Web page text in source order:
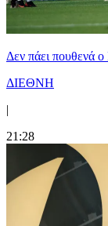
Δεν πάει πουθενά
ΔΙΕΘΝΗ
|
21:28